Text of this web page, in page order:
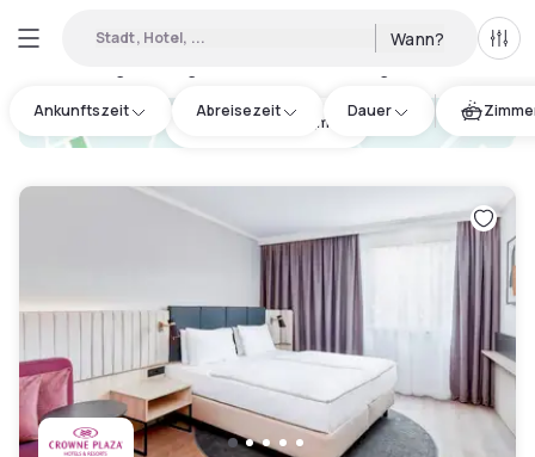
Stadt, Hotel, ... Wann? Alle
Ankunftszeit Abreisezeit Dauer
hotel.cta.view_map